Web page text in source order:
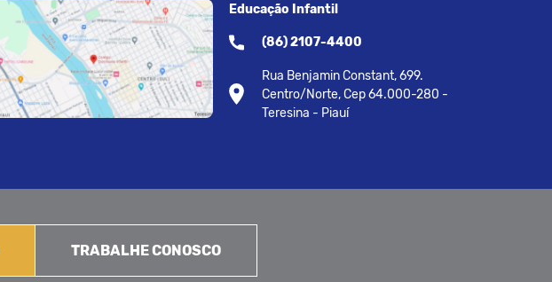
Educação Infantil
(86) 2107-4400
Rua Benjamin Constant, 699.
Centro/Norte, Cep 64.000-280 -
Teresina - Piauí
TRABALHE CONOSCO